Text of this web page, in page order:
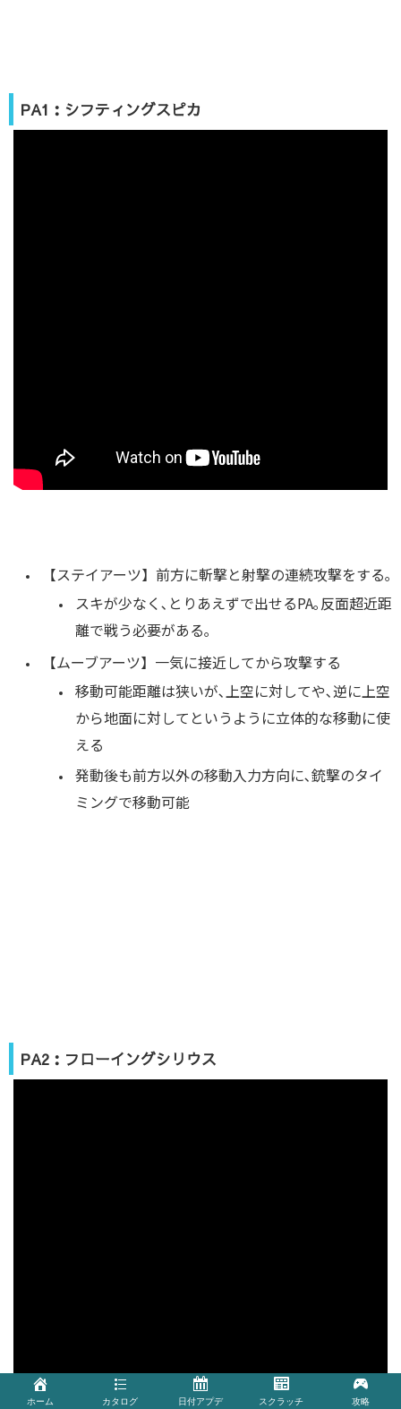
PA1：シフティングスピカ
【ステイアーツ】前方に斬撃と射撃の連続攻撃をする｡
スキが少なく､とりあえずで出せるPA｡反面超近距
離で戦う必要がある｡
【ムーブアーツ】一気に接近してから攻撃する
移動可能距離は狭いが､上空に対してや､逆に上空
から地面に対してというように立体的な移動に使
える
発動後も前方以外の移動入力方向に､銃撃のタイ
ミングで移動可能
PA2：フローイングシリウス
ホーム カタログ 日付アプデ スクラッチ 攻略